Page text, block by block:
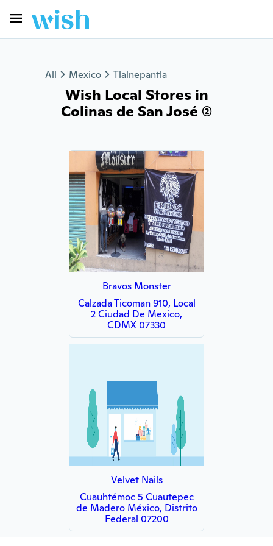
All Mexico Tlalnepantla
Wish Local Stores in
Colinas de San José (2)
Bravos Monster
Calzada Ticoman 910, Local
2 Ciudad De Mexico,
CDMX 07330
Velvet Nails
Cuauhtémoc 5 Cuautepec
de Madero México, Distrito
Federal 07200